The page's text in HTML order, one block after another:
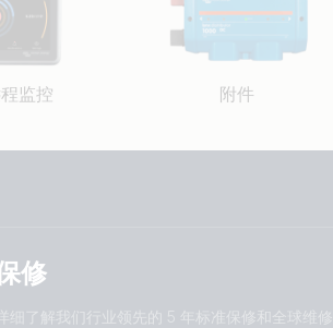
监控 附件
修
详细了解我们行业领先的 5 年标准保修和全球维修